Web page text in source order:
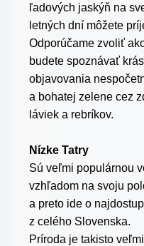
ľadových jaskýň na
letných dní môžete
Odporúčame zvoliť
budete spoznávať
objavovania
a bohatej zelene cez
láviek a rebríkov.
Nízke Tatry
Sú veľmi populárnou
vzhľadom na svoju
a preto ide o
z celého Slovenska.
Príroda je takisto